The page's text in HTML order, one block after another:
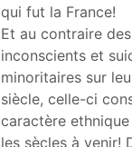
qui fut la France!
Et au contraire
inconscients et
minoritaires sur
siècle, celle-ci
caractère
les sècles à venir!